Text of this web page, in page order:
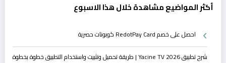
أكثر المواضيع مشاهدة خلال هذا الاسبوع
احصل على خصم RedotPay Card كوبونات حصرية
شرح تطبيق Yacine TV 2026 | طريقة تحميل وتثبيت واستخدام التطبيق خطوة بخطوة